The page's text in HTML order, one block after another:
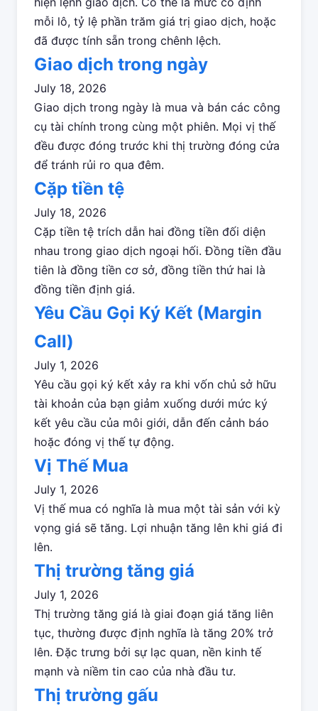
mỗi lô, tỷ lệ phần trăm giá trị giao dịch, hoặc
đã được tính sẵn trong chênh lệch.
Giao dịch trong ngày
July 18, 2026
Giao dịch trong ngày là mua và bán các công
cụ tài chính trong cùng một phiên. Mọi vị thế
đều được đóng trước khi thị trường đóng cửa
để tránh rủi ro qua đêm.
Cặp tiền tệ
July 18, 2026
Cặp tiền tệ trích dẫn hai đồng tiền đối diện
nhau trong giao dịch ngoại hối. Đồng tiền đầu
tiên là đồng tiền cơ sở, đồng tiền thứ hai là
đồng tiền định giá.
Yêu Cầu Gọi Ký Kết (Margin
Call)
July 1, 2026
Yêu cầu gọi ký kết xảy ra khi vốn chủ sở hữu
tài khoản của bạn giảm xuống dưới mức ký
kết yêu cầu của môi giới, dẫn đến cảnh báo
hoặc đóng vị thế tự động.
Vị Thế Mua
July 1, 2026
Vị thế mua có nghĩa là mua một tài sản với kỳ
vọng giá sẽ tăng. Lợi nhuận tăng lên khi giá đi
lên.
Thị trường tăng giá
July 1, 2026
Thị trường tăng giá là giai đoạn giá tăng liên
tục, thường được định nghĩa là tăng 20% trở
lên. Đặc trưng bởi sự lạc quan, nền kinh tế
mạnh và niềm tin cao của nhà đầu tư.
Thị trường gấu